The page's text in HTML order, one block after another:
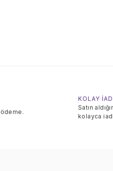
KOLAY
Satın
kolayca